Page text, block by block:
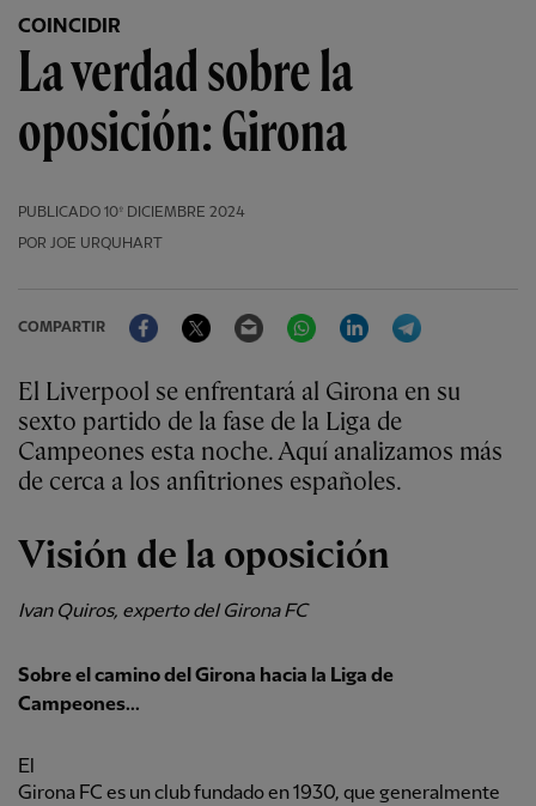
COINCIDIR
La verdad sobre la
oposición: Girona
PUBLICADO 10º DICIEMBRE 2024
POR JOE URQUHART
COMPARTIR
FacebookTwitter Email WhatsAppLinkedIn
El Liverpool se enfrentará al Girona en su
sexto partido de la fase de la Liga de
Campeones esta noche. Aquí analizamos más
de cerca a los anfitriones españoles.
Visión de la oposición
Ivan Quiros, experto del Girona FC
Sobre el camino del Girona hacia la Liga de
Campeones...
El
Girona FC es un club fundado en 1930, que generalmente